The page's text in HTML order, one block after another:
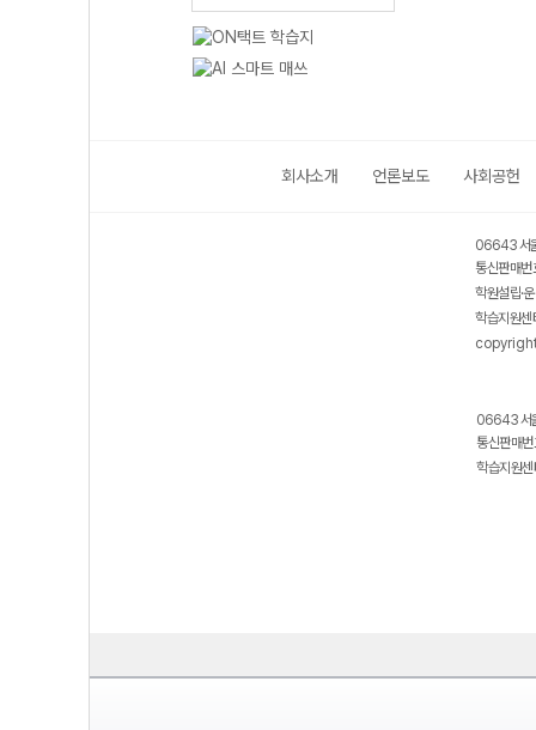
회사소개 언론보도 사회공헌
06643 서
통신판매
학원설립·
학습지원
06643 서
통신판매
학습지원